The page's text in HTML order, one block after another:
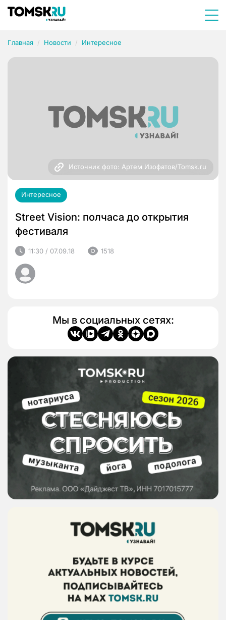
Главная Новости Интересное
Источник фото: Артем Изофатов/Tomsk.ru
Интересное
Street Vision: полчаса до открытия
фестиваля
11:30 / 07.09.18 1518
Мы в социальных сетях: